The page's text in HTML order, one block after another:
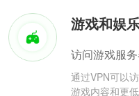
游戏和娱
访问游戏服
通过VPN可以
游戏内容和更低